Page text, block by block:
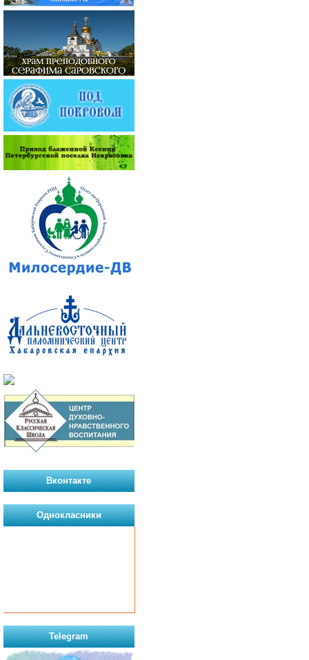
Вконтакте
Однокласники
Telegram